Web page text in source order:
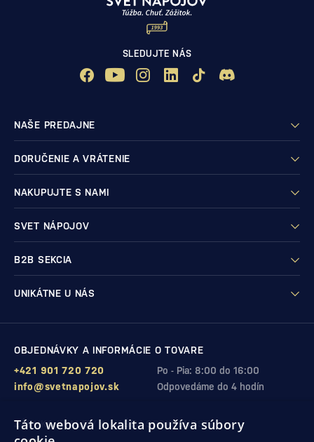
SLEDUJTE NÁS
NAŠE PREDAJNE
DORUČENIE A VRÁTENIE
NAKUPUJTE S NAMI
SVET NÁPOJOV
B2B SEKCIA
UNIKÁTNE U NÁS
OBJEDNÁVKY A INFORMÁCIE O TOVARE
Po - Pia: 8:00 do 16:00
+421 901 720 720
Odpovedáme do 4 hodín
info@svetnapojov.sk
ZÁRUKA KVALITY A VAŠEJ SPOKOJNOSTI
Táto webová lokalita používa súbory